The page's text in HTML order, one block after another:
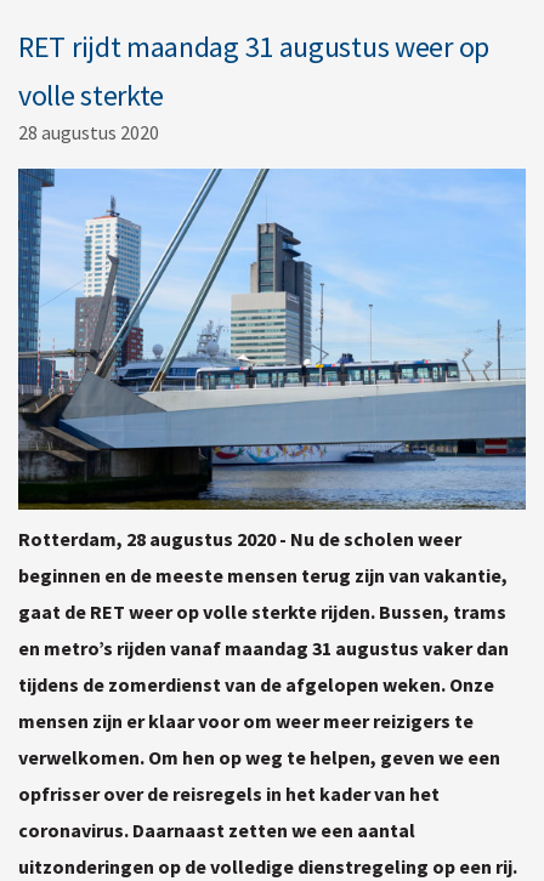
RET rijdt maandag 31 augustus weer op
volle sterkte
28 augustus 2020
Rotterdam, 28 augustus 2020 - Nu de scholen weer
beginnen en de meeste mensen terug zijn van vakantie,
gaat de RET weer op volle sterkte rijden. Bussen, trams
en metro’s rijden vanaf maandag 31 augustus vaker dan
tijdens de zomerdienst van de afgelopen weken. Onze
mensen zijn er klaar voor om weer meer reizigers te
verwelkomen. Om hen op weg te helpen, geven we een
opfrisser over de reisregels in het kader van het
coronavirus. Daarnaast zetten we een aantal
uitzonderingen op de volledige dienstregeling op een rij.